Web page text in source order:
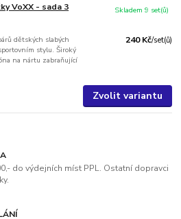
VoXX - sada 3
dětských slabých
stylu. Široký
na nártu zabraňující
240 Kč/set(ů)
Skladem 9 set(ů)
Zvolit variantu
do výdejních míst PPL. Ostatní dopravci